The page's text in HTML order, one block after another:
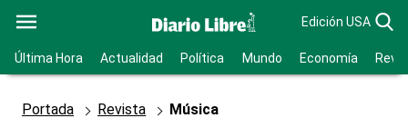
Edición USA
Última Hora Actualidad Política Mundo Economía
Portada Revista Música